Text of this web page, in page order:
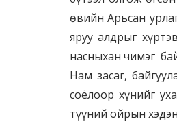
өвийн Арьсан
яруу алдрыг
насныхан чимэг
Нам засаг,
соёлоор хүнийг
түүний ойрын